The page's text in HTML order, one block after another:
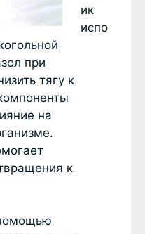
ик
испо
при
тягу к
на
к